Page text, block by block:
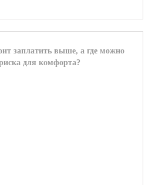
заплатить выше, а где можно
для комфорта?